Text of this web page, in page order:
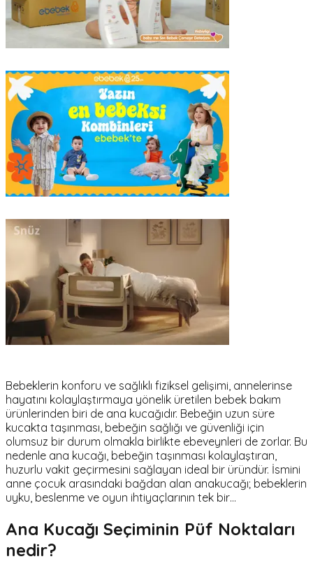
Bebeklerin konforu ve sağlıklı fiziksel gelişimi, annelerinse
hayatını kolaylaştırmaya yönelik üretilen bebek bakım
ürünlerinden biri de ana kucağıdır. Bebeğin uzun süre
kucakta taşınması, bebeğin sağlığı ve güvenliği için
olumsuz bir durum olmakla birlikte ebeveynleri de zorlar. Bu
nedenle ana kucağı, bebeğin taşınması kolaylaştıran,
huzurlu vakit geçirmesini sağlayan ideal bir üründür. İsmini
anne çocuk arasındaki bağdan alan anakucağı; bebeklerin
uyku, beslenme ve oyun ihtiyaçlarının tek bir…
Ana Kucağı Seçiminin Püf Noktaları
nedir?